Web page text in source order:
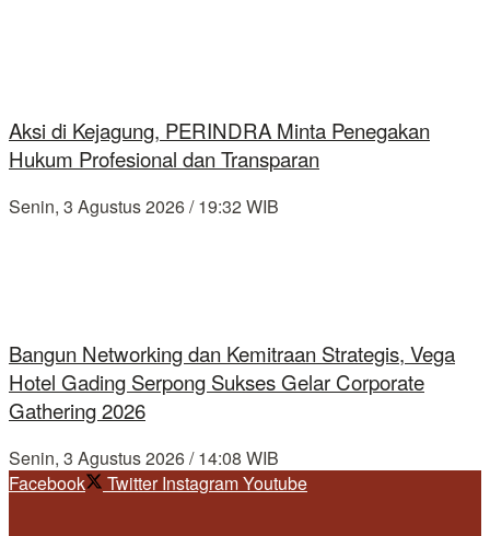
Aksi di Kejagung, PERINDRA Minta Penegakan
Hukum Profesional dan Transparan
Senin, 3 Agustus 2026 / 19:32 WIB
Bangun Networking dan Kemitraan Strategis, Vega
Hotel Gading Serpong Sukses Gelar Corporate
Gathering 2026
Senin, 3 Agustus 2026 / 14:08 WIB
Facebook
Twitter InstagramYoutube